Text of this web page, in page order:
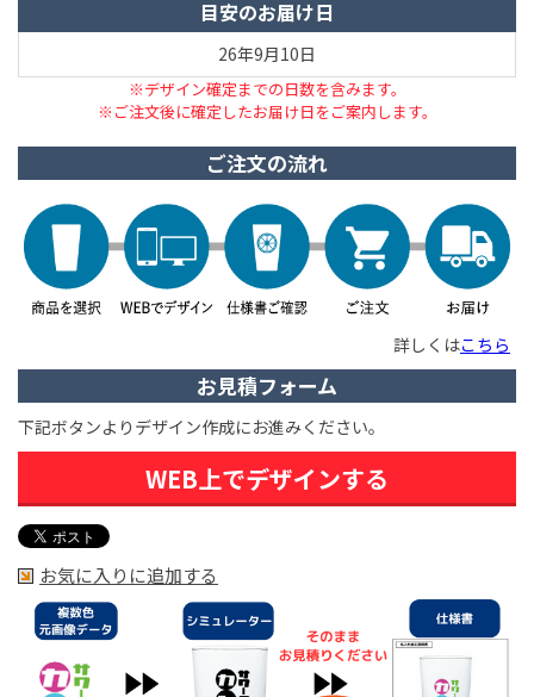
目安のお届け日
26年9月10日
※デザイン確定までの日数を含みます。
※ご注文後に確定したお届け日をご案内します。
ご注文の流れ
詳しくはこちら
お見積フォーム
下記ボタンよりデザイン作成にお進みください。
WEB上でデザインする
お気に入りに追加する